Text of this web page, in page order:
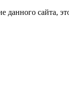
сайта,